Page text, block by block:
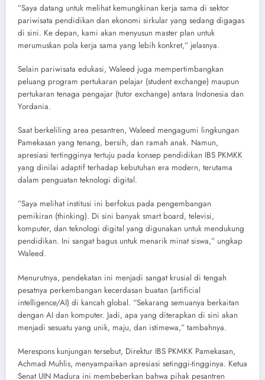
​”Saya datang untuk melihat kemungkinan kerja sama di sektor
pariwisata pendidikan dan ekonomi sirkular yang sedang digagas
di sini. Ke depan, kami akan menyusun master plan untuk
merumuskan pola kerja sama yang lebih konkret,” jelasnya.
​Selain pariwisata edukasi, Waleed juga mempertimbangkan
peluang program pertukaran pelajar (student exchange) maupun
pertukaran tenaga pengajar (tutor exchange) antara Indonesia dan
Yordania.
​Saat berkeliling area pesantren, Waleed mengagumi lingkungan
Pamekasan yang tenang, bersih, dan ramah anak. Namun,
apresiasi tertingginya tertuju pada konsep pendidikan IBS PKMKK
yang dinilai adaptif terhadap kebutuhan era modern, terutama
dalam penguatan teknologi digital.
​”Saya melihat institusi ini berfokus pada pengembangan
pemikiran (thinking). Di sini banyak smart board, televisi,
komputer, dan teknologi digital yang digunakan untuk mendukung
pendidikan. Ini sangat bagus untuk menarik minat siswa,” ungkap
Waleed.
​Menurutnya, pendekatan ini menjadi sangat krusial di tengah
pesatnya perkembangan kecerdasan buatan (artificial
intelligence/AI) di kancah global. “Sekarang semuanya berkaitan
dengan AI dan komputer. Jadi, apa yang diterapkan di sini akan
menjadi sesuatu yang unik, maju, dan istimewa,” tambahnya.
​Merespons kunjungan tersebut, Direktur IBS PKMKK Pamekasan,
Achmad Muhlis, menyampaikan apresiasi setinggi-tingginya. Ketua
Senat UIN Madura ini membeberkan bahwa pihak pesantren